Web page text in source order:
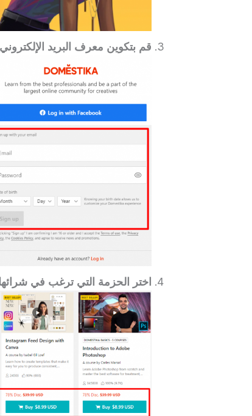
قم بتكوين معرف البريد
اختر الحزمة التي ترغب في